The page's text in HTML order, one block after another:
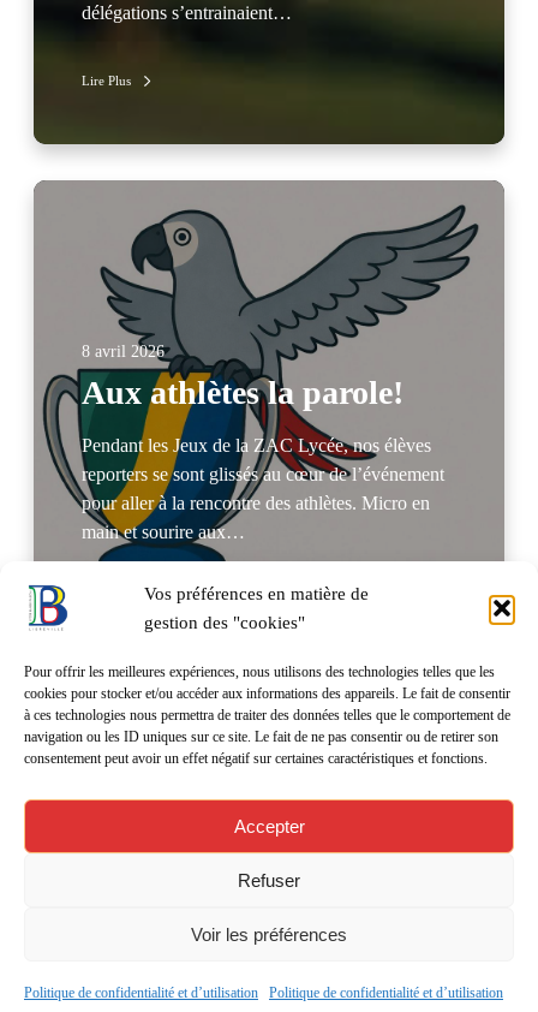
Vos préférences en matière de
gestion des "cookies"
Pour offrir les meilleures expériences, nous utilisons des technologies telles que les
cookies pour stocker et/ou accéder aux informations des appareils. Le fait de consentir
à ces technologies nous permettra de traiter des données telles que le comportement de
navigation ou les ID uniques sur ce site. Le fait de ne pas consentir ou de retirer son
consentement peut avoir un effet négatif sur certaines caractéristiques et fonctions.
Accepter
Refuser
Voir les préférences
Politique de confidentialité et d’utilisation Politique de confidentialité et d’utilisation
délégations s’entrainaient…
Lire Plus
8 avril 2026
Aux athlètes la parole!
Pendant les Jeux de la ZAC Lycée, nos élèves
reporters se sont glissés au cœur de l’événement
pour aller à la rencontre des athlètes. Micro en
main et sourire aux…
2026: La coupe reste à la
maison!